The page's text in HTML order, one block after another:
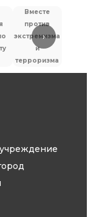
Вместе
против
экстремизма
и
терроризма
›